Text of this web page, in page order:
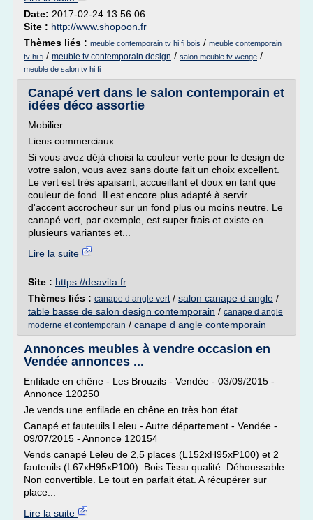
Date: 2017-02-24 13:56:06
Site : http://www.shopoon.fr
Thèmes liés : meuble contemporain tv hi fi bois / meuble contemporain
tv hi fi / meuble tv contemporain design / salon meuble tv wenge /
meuble de salon tv hi fi
Canapé vert dans le salon contemporain et
idées déco assortie
Mobilier
Liens commerciaux
Si vous avez déjà choisi la couleur verte pour le design de
votre salon, vous avez sans doute fait un choix excellent.
Le vert est très apaisant, accueillant et doux en tant que
couleur de fond. Il est encore plus adapté à servir
d'accent accrocheur sur un fond plus ou moins neutre. Le
canapé vert, par exemple, est super frais et existe en
plusieurs variantes et...
Lire la suite
Site : https://deavita.fr
Thèmes liés : canape d angle vert/ salon canape d angle /
table basse de salon design contemporain / canape d angle
moderne et contemporain / canape d angle contemporain
Annonces meubles à vendre occasion en
Vendée annonces ...
Enfilade en chêne - Les Brouzils - Vendée - 03/09/2015 -
Annonce 120250
Je vends une enfilade en chêne en très bon état
Canapé et fauteuils Leleu - Autre département - Vendée -
09/07/2015 - Annonce 120154
Vends canapé Leleu de 2,5 places (L152xH95xP100) et 2
fauteuils (L67xH95xP100). Bois Tissu qualité. Déhoussable.
Non convertible. Le tout en parfait état. A récupérer sur
place...
Lire la suite